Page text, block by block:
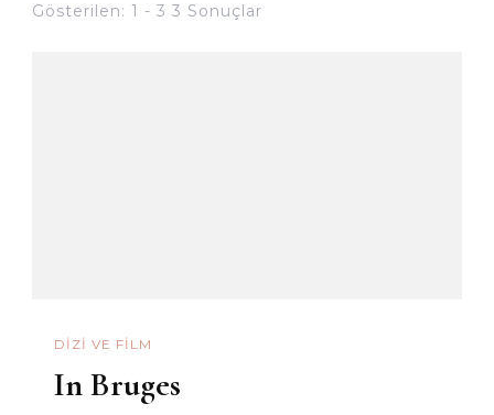
Gösterilen: 1 - 3 3 Sonuçlar
DIZI VE FILM
In Bruges